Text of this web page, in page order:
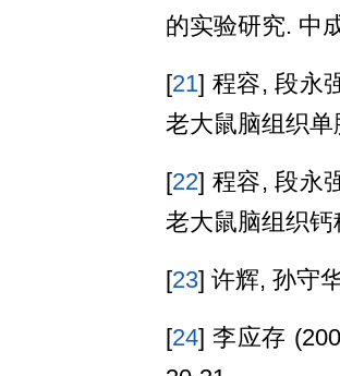
的实验研究. 中
[21] 程容, 段永
老大鼠脑组织
[22] 程容, 段永
老大鼠脑组织
[23] 许辉, 孙守
[24] 李应存